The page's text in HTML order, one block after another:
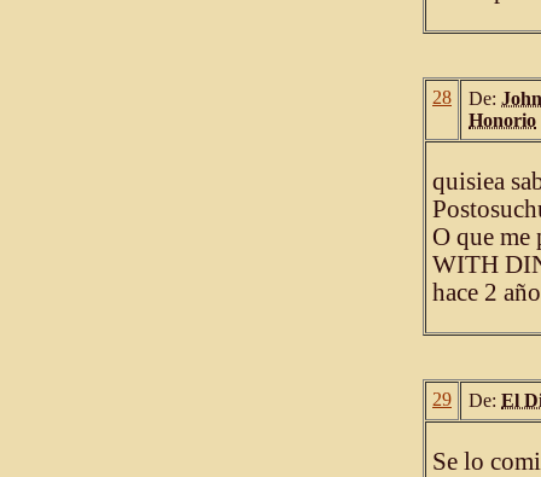
28 De:
Honorio
quisiea
O que me
WITH
hace 2
29 De: El
Se lo